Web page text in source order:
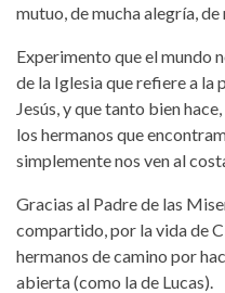
mutuo, de mucha alegría, de
Experimento que el mundo
de la Iglesia que refiere a la
Jesús, y que tanto bien
los hermanos que
simplemente nos ven al
Gracias al Padre de las
compartido, por la vida de
hermanos de camino por
abierta (como la de Lucas).